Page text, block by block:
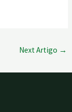
Next Artigo →